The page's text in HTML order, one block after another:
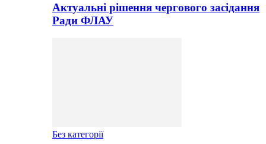
Актуальні рішення чергового засідання
Ради ФЛАУ
Без категорії